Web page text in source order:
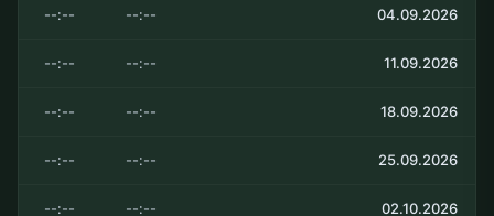
04.09.2026
--:--
--:--
11.09.2026
--:--
--:--
18.09.2026
--:--
--:--
25.09.2026
--:--
--:--
02.10.2026
--:--
--:--